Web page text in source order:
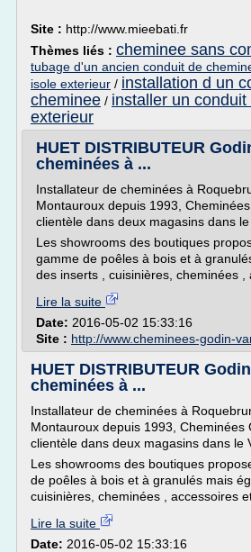
Site : http://www.mieebati.fr
Thèmes liés : cheminee sans
tubage d'un ancien conduit de
isole exterieur / installation d un
cheminee / installer un
exterieur
HUET DISTRIBUTEUR
cheminées à ...
Installateur de cheminées à
Montauroux depuis 1993,
clientèle dans deux magasins dans le
Les showrooms des boutiques
gamme de poêles à bois et à
des inserts , cuisinières, cheminées ,
Lire la suite
Date: 2016-05-02 15:33:16
Site : http://www.cheminees-godin-
HUET DISTRIBUTEUR
cheminées à ...
Installateur de cheminées à
Montauroux depuis 1993, Cheminées
clientèle dans deux magasins dans le
Les showrooms des boutiques
de poêles à bois et à granulés mais
cuisinières, cheminées , accessoires
Lire la suite
Date: 2016-05-02 15:33:16